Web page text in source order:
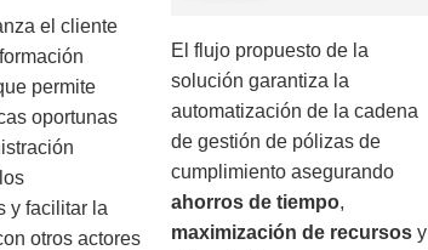
el cliente
permite
oportunas
y facilitar la
otros actores
El flujo propuesto de la
solución garantiza la
automatización de la cadena
de gestión de pólizas de
cumplimiento asegurando
ahorros de tiempo,
maximización de recursosy